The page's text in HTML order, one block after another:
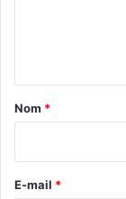
a
e
Nom *
E-mail *